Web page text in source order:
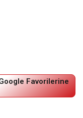
Favorilerine